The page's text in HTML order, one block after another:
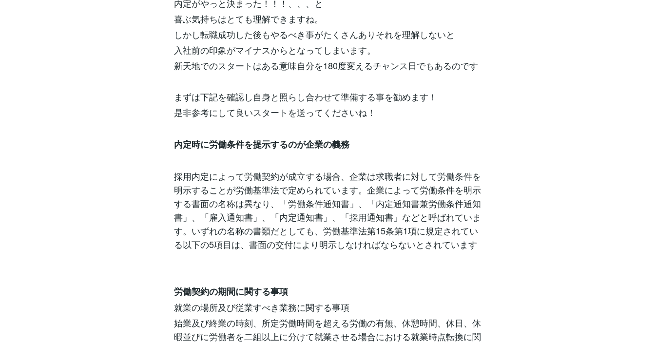
内定がやっと決まった！！！、、、と
喜ぶ気持ちはとても理解できますね。
しかし転職成功した後もやるべき事がたくさんありそれを理解しないと
入社前の印象がマイナスからとなってしまいます。
新天地でのスタートはある意味自分を180度変えるチャンス日でもあるのです
まずは下記を確認し自身と照らし合わせて準備する事を勧めます！
是非参考にして良いスタートを送ってくださいね！
内定時に労働条件を提示するのが企業の義務
採用内定によって労働契約が成立する場合、企業は求職者に対して労働条件を
明示することが労働基準法で定められています。企業によって労働条件を明示
する書面の名称は異なり、「労働条件通知書」、「内定通知書兼労働条件通知
書」、「雇入通知書」、「内定通知書」、「採用通知書」などと呼ばれていま
す。いずれの名称の書類だとしても、労働基準法第15条第1項に規定されてい
る以下の5項目は、書面の交付により明示しなければならないとされています
労働契約の期間に関する事項
就業の場所及び従業すべき業務に関する事項
始業及び終業の時刻、所定労働時間を超える労働の有無、休憩時間、休日、休
暇並びに労働者を二組以上に分けて就業させる場合における就業時点転換に関